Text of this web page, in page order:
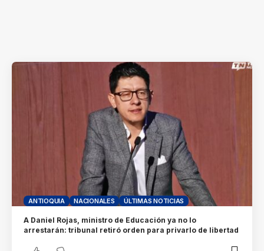
ANTIOQUIA NACIONALES ÚLTIMAS NOTICIAS
A Daniel Rojas, ministro de Educación ya no lo
arrestarán: tribunal retiró orden para privarlo de libertad